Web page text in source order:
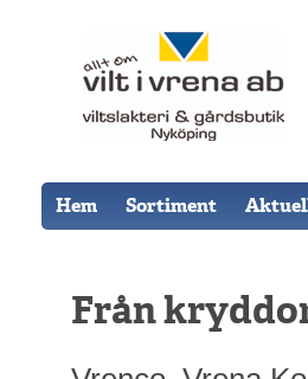
Hem Sortiment
Från